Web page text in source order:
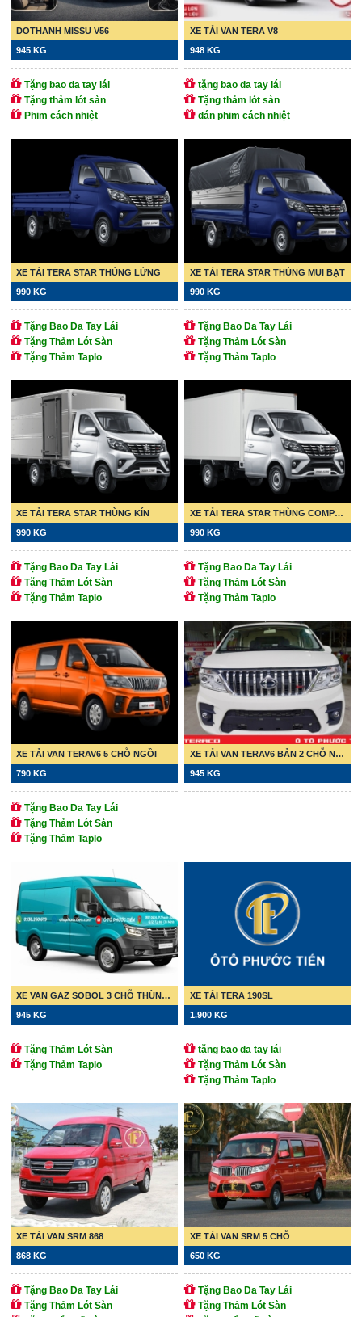
DOTHANH MISSU V56
945 KG
Tặng bao da tay lái
Tặng thảm lót sàn
Phim cách nhiệt
XE TẢI VAN TERA V8
948 KG
tặng bao da tay lái
Tặng thảm lót sàn
dán phim cách nhiệt
XE TẢI TERA STAR THÙNG LỬNG
990 KG
Tặng Bao Da Tay Lái
Tặng Thảm Lót Sàn
Tặng Thảm Taplo
XE TẢI TERA STAR THÙNG MUI BẠT
990 KG
Tặng Bao Da Tay Lái
Tặng Thảm Lót Sàn
Tặng Thảm Taplo
XE TẢI TERA STAR THÙNG KÍN
990 KG
Tặng Bao Da Tay Lái
Tặng Thảm Lót Sàn
Tặng Thảm Taplo
XE TẢI TERA STAR THÙNG COMPUSITE
990 KG
Tặng Bao Da Tay Lái
Tặng Thảm Lót Sàn
Tặng Thảm Taplo
XE TẢI VAN TERAV6 5 CHỖ NGỒI
790 KG
Tặng Bao Da Tay Lái
Tặng Thảm Lót Sàn
Tặng Thảm Taplo
XE TẢI VAN TERAV6 BẢN 2 CHỖ NGỒI
945 KG
XE VAN GAZ SOBOL 3 CHỖ THÙNG 7.8 KHỐI
945 KG
Tặng Thảm Lót Sàn
Tặng Thảm Taplo
XE TẢI TERA 190SL
1.900 KG
tặng bao da tay lái
Tặng Thảm Lót Sàn
Tặng Thảm Taplo
XE TẢI VAN SRM 868
868 KG
Tặng Bao Da Tay Lái
Tặng Thảm Lót Sàn
XE TẢI VAN SRM 5 CHỖ
650 KG
Tặng Bao Da Tay Lái
Tặng Thảm Lót Sàn